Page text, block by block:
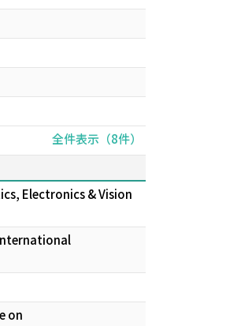
全件表示（8件）
Electronics & Vision
on